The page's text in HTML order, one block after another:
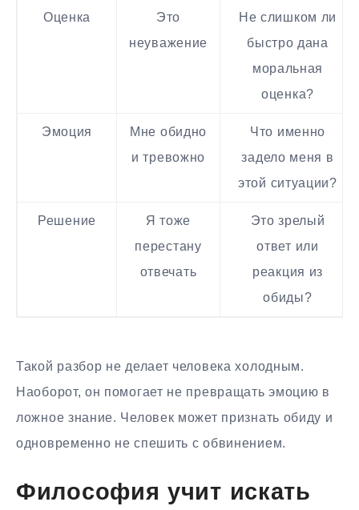
Оценка
Это
неуважение
Не слишком ли
быстро дана
моральная
оценка?
Эмоция
Мне обидно
и тревожно
Что именно
задело меня в
этой ситуации?
Решение
Я тоже
перестану
отвечать
Это зрелый
ответ или
реакция из
обиды?
Такой разбор не делает человека холодным.
Наоборот, он помогает не превращать эмоцию в
ложное знание. Человек может признать обиду и
одновременно не спешить с обвинением.
Философия учит искать